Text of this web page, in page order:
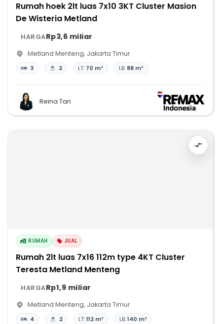
Rumah hoek 2lt luas 7x10 3KT Cluster Masion
De Wisteria Metland
HARGARp3,6 miliar
Metland Menteng, Jakarta Timur
3 2 LT: 70 m² LB: 88 m²
Reina Tan
RUMAH JUAL
Rumah 2lt luas 7x16 112m type 4KT Cluster
Teresta Metland Menteng
HARGARp1,9 miliar
Metland Menteng, Jakarta Timur
4 2 LT:112 m² LB:140 m²